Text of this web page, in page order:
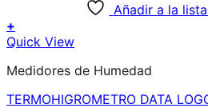
Añadir a la
+
Quick View
Medidores de Humedad
TERMOHIGROMETRO DATA